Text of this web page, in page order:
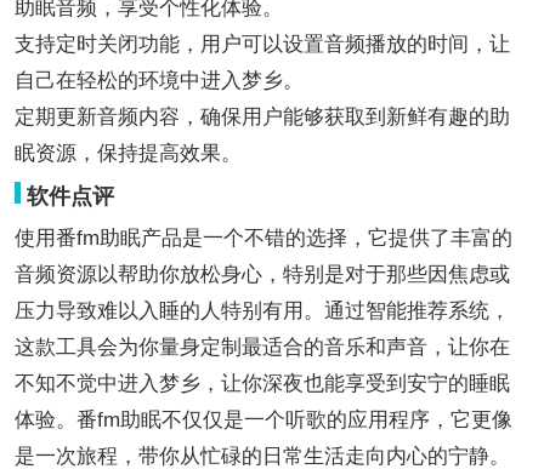
助眠音频，享受个性化体验。
支持定时关闭功能，用户可以设置音频播放的时间，让
自己在轻松的环境中进入梦乡。
定期更新音频内容，确保用户能够获取到新鲜有趣的助
眠资源，保持提高效果。
软件点评
使用番fm助眠产品是一个不错的选择，它提供了丰富的
音频资源以帮助你放松身心，特别是对于那些因焦虑或
压力导致难以入睡的人特别有用。通过智能推荐系统，
这款工具会为你量身定制最适合的音乐和声音，让你在
不知不觉中进入梦乡，让你深夜也能享受到安宁的睡眠
体验。番fm助眠不仅仅是一个听歌的应用程序，它更像
是一次旅程，带你从忙碌的日常生活走向内心的宁静。